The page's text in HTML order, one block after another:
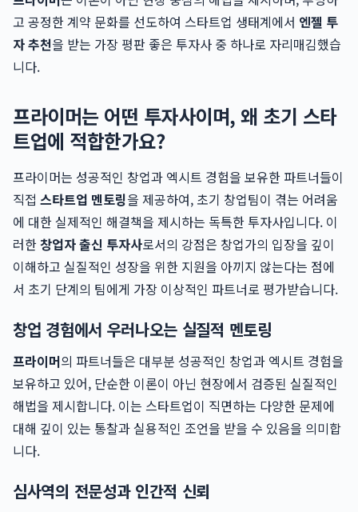
고 공정한 계약 문화를 선도하여 스타트업 생태계에서 엔젤 투
자 추천을 받는 가장 평판 좋은 투자사 중 하나로 자리매김했습
니다.
프라이머는 어떤 투자사이며, 왜 초기 스타
트업에 적합한가요?
프라이머는 성공적인 창업과 엑시트 경험을 보유한 파트너들이
직접 스타트업 멘토링을 제공하여, 초기 창업팀이 겪는 어려움
에 대한 실제적인 해결책을 제시하는 독특한 투자사입니다. 이
러한창업자 출신 투자사로서의 강점은 창업가의 입장을 깊이
이해하고 실질적인 성장을 위한 지원을 아끼지 않는다는 점에
서 초기 단계의 팀에게 가장 이상적인 파트너로 평가받습니다.
창업 경험에서 우러나오는 실질적 멘토링
프라이머의 파트너들은 대부분 성공적인 창업과 엑시트 경험을
보유하고 있어, 단순한 이론이 아닌 현장에서 검증된 실질적인
해법을 제시합니다. 이는 스타트업이 직면하는 다양한 문제에
대해 깊이 있는 통찰과 실용적인 조언을 받을 수 있음을 의미합
니다.
심사역의 전문성과 인간적 신뢰